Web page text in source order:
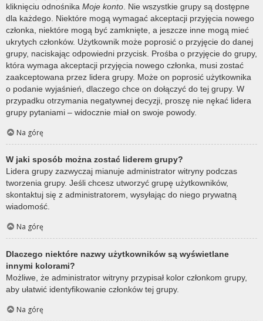
kliknięciu odnośnika Moje konto . Nie wszystkie grupy są dostępne
dla każdego. Niektóre mogą wymagać akceptacji przyjęcia nowego
członka, niektóre mogą być zamknięte, a jeszcze inne mogą mieć
ukrytych członków. Użytkownik może poprosić o przyjęcie do danej
grupy, naciskając odpowiedni przycisk. Prośba o przyjęcie do grupy,
która wymaga akceptacji przyjęcia nowego członka, musi zostać
zaakceptowana przez lidera grupy. Może on poprosić użytkownika
o podanie wyjaśnień, dlaczego chce on dołączyć do tej grupy. W
przypadku otrzymania negatywnej decyzji, proszę nie nękać lidera
grupy pytaniami – widocznie miał on swoje powody.
Na górę
W jaki sposób można zostać liderem grupy?
Lidera grupy zazwyczaj mianuje administrator witryny podczas
tworzenia grupy. Jeśli chcesz utworzyć grupę użytkowników,
skontaktuj się z administratorem, wysyłając do niego prywatną
wiadomość.
Na górę
Dlaczego niektóre nazwy użytkowników są wyświetlane
innymi kolorami?
Możliwe, że administrator witryny przypisał kolor członkom grupy,
aby ułatwić identyfikowanie członków tej grupy.
Na górę